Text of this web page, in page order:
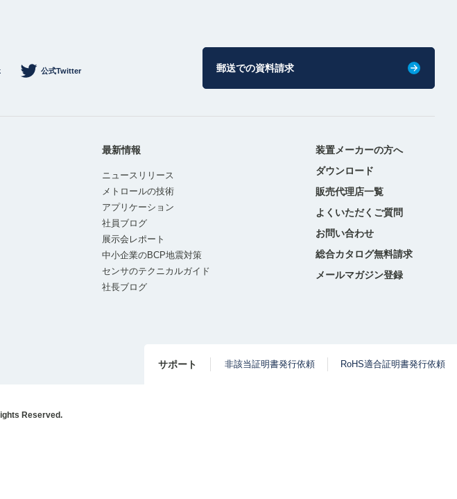
公式Twitter 郵送での資料請求
最新情報
ニュースリリース
メトロールの技術
アプリケーション
社員ブログ
展示会レポート
中小企業のBCP地震対策
センサのテクニカルガイド
社長ブログ
装置メーカーの方へ
ダウンロード
販売代理店一覧
よくいただくご質問
お問い合わせ
総合カタログ無料請求
メールマガジン登録
サポート 非該当証明書発行依頼 RoHS適合証明書発行依頼
Reserved.